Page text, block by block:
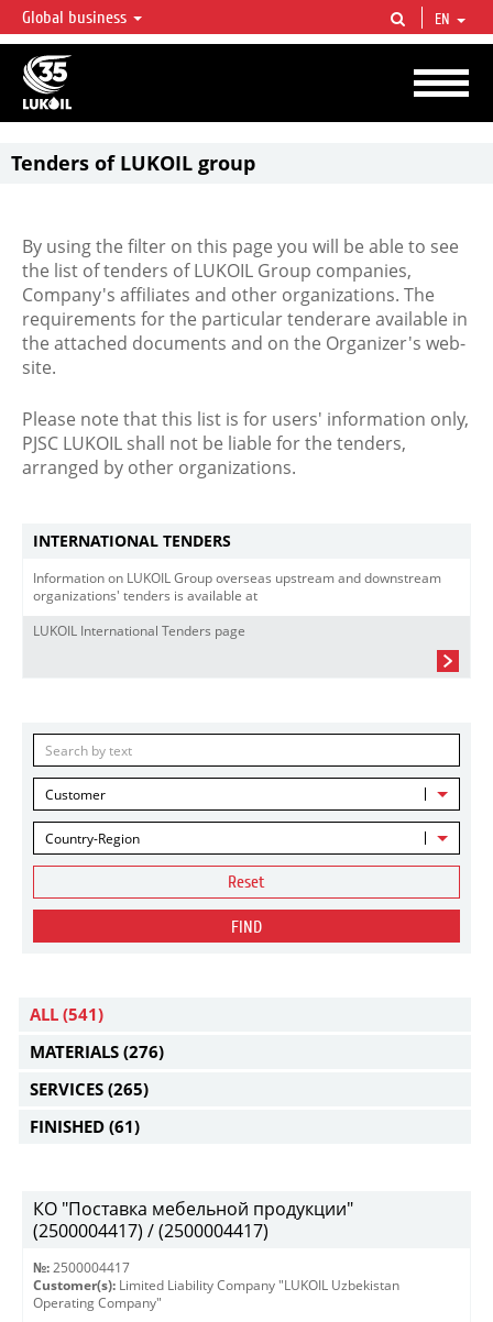
LUKOIL OVERVIEW
LUKOIL is one of the largest oil & gas vertical integrated companies in the world
accounting for over 2% of crude production and circa 1% of proved hydrocarbon
reserves globally.
Global business EN
Tenders of LUKOIL group
By using the filter on this page you will be able to see
the list of tenders of LUKOIL Group companies,
Company's affiliates and other organizations. The
requirements for the particular tenderare available in
the attached documents and on the Organizer's web-
site.
Please note that this list is for users' information only,
PJSC LUKOIL shall not be liable for the tenders,
arranged by other organizations.
INTERNATIONAL TENDERS
Information on LUKOIL Group overseas upstream and downstream
organizations' tenders is available at
LUKOIL International Tenders page
Customer
Country-Region
Reset
FIND
ALL (541)
MATERIALS (276)
SERVICES (265)
FINISHED (61)
КО "Поставка мебельной продукции"
(2500004417) / (2500004417)
№: 2500004417
Customer(s): Limited Liability Company "LUKOIL Uzbekistan
Operating Company"